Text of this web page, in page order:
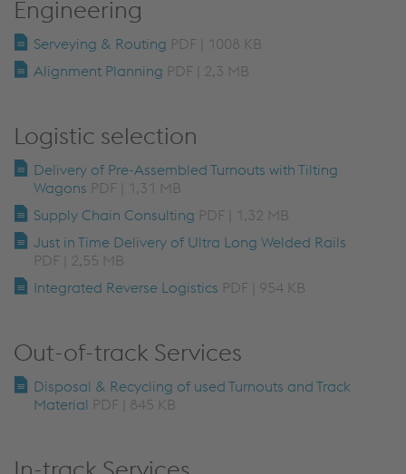
Engineering
Serveying & Routing PDF | 1008 KB
Alignment Planning PDF | 2,3 MB
Logistic selection
Delivery of Pre-Assembled Turnouts with Tilting
Wagons PDF | 1,31 MB
Supply Chain Consulting PDF | 1,32 MB
Just in Time Delivery of Ultra Long Welded Rails
PDF | 2,55 MB
Integrated Reverse Logistics PDF | 954 KB
Out-of-track Services
Disposal & Recycling of used Turnouts and Track
Material PDF | 845 KB